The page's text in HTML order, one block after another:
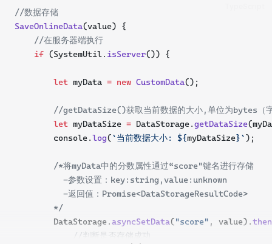
//数据存储
SaveOnlineData(value) {
//在服务器端执行
if (SystemUtil. isServer()) {
let myData = new CustomData();
//getDataSize()获取当前数据的大小,单位为bytes（字
let myDataSize = DataStorage.getDataSize
        console.
log(`当前数据大小: ${myDataSize}`);
/*将myData中的分数属性通过“score"键名进行存储
          -参数设置：key:string,value:unknown
          -返回值：Promise<DataStorageResultCode>
        */
        DataStorage.
asyncSetData("score" , value).then
//判断是否存储成功